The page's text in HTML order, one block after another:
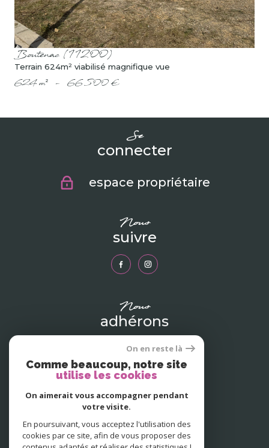
Boutenac (11200)
Terrain 624m² viabilisé magnifique vue
624 m² - 66 500 €
se
connecter
espace propriétaire
nous
suivre
nous
adhérons
On en reste là
Comme beaucoup, notre site
utilise les cookies
On aimerait vous accompagner pendant
votre visite.
En poursuivant, vous acceptez l'utilisation des
cookies par ce site, afin de vous proposer des